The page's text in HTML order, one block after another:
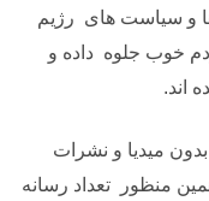
ها و سیاست های رژیم
خوب جلوه داده و
اند.
میدیا و نشرات
منظور تعداد رسانه